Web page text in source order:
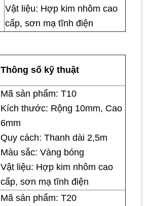
Vật liệu: Hợp kim nhôm cao
cấp, sơn mạ tĩnh điện
Thông số kỹ thuật
Mã sản phẩm: T10
Kích thước: Rộng 10mm, Cao
6mm
Quy cách: Thanh dài 2,5m
Màu sắc: Vàng bóng
Vật liệu: Hợp kim nhôm cao
cấp, sơn mạ tĩnh điện
Mã sản phẩm: T20